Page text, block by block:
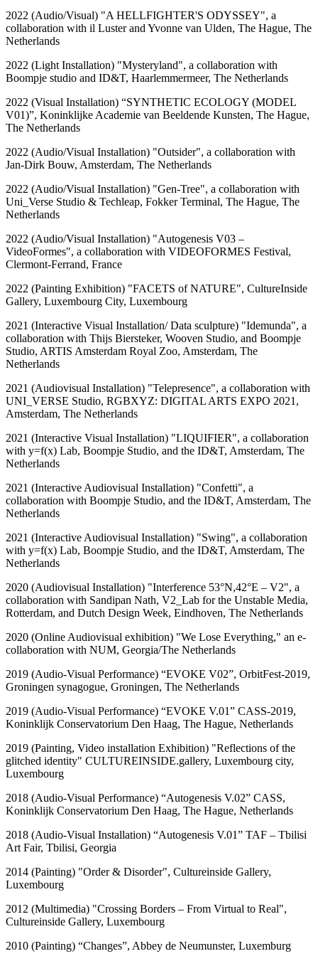
2022 (Audio/Visual) "A HELLFIGHTER'S ODYSSEY", a
collaboration with il Luster and Yvonne van Ulden, The Hague, The
Netherlands
2022 (Light Installation) "Mysteryland", a collaboration with
Boompje studio and ID&T, Haarlemmermeer, The Netherlands
2022 (Visual Installation) “SYNTHETIC ECOLOGY (MODEL
V01)”, Koninklijke Academie van Beeldende Kunsten, The Hague,
The Netherlands
2022 (Audio/Visual Installation) "Outsider", a collaboration with
Jan-Dirk Bouw, Amsterdam, The Netherlands
2022 (Audio/Visual Installation) "Gen-Tree", a collaboration with
Uni_Verse Studio & Techleap, Fokker Terminal, The Hague, The
Netherlands
2022 (Audio/Visual Installation) "Autogenesis V03 –
VideoFormes", a collaboration with VIDEOFORMES Festival,
Clermont-Ferrand, France
2022 (Painting Exhibition) "FACETS of NATURE", CultureInside
Gallery, Luxembourg City, Luxembourg
2021 (Interactive Visual Installation/ Data sculpture) "Idemunda", a
collaboration with Thijs Biersteker, Wooven Studio, and Boompje
Studio, ARTIS Amsterdam Royal Zoo, Amsterdam, The
Netherlands
2021 (Audiovisual Installation) "Telepresence", a collaboration with
UNI_VERSE Studio, RGBXYZ: DIGITAL ARTS EXPO 2021,
Amsterdam, The Netherlands
2021 (Interactive Visual Installation) "LIQUIFIER", a collaboration
with y=f(x) Lab, Boompje Studio, and the ID&T, Amsterdam, The
Netherlands
2021 (Interactive Audiovisual Installation) "Confetti", a
collaboration with Boompje Studio, and the ID&T, Amsterdam, The
Netherlands
2021 (Interactive Audiovisual Installation) "Swing", a collaboration
with y=f(x) Lab, Boompje Studio, and the ID&T, Amsterdam, The
Netherlands
2020 (Audiovisual Installation) "Interference 53°N,42°E – V2″, a
collaboration with Sandipan Nath, V2_Lab for the Unstable Media,
Rotterdam, and Dutch Design Week, Eindhoven, The Netherlands
2020 (Online Audiovisual exhibition) "We Lose Everything," an e-
collaboration with NUM, Georgia/The Netherlands
2019 (Audio-Visual Performance) “EVOKE V02”, OrbitFest-2019,
Groningen synagogue, Groningen, The Netherlands
2019 (Audio-Visual Performance) “EVOKE V.01” CASS-2019,
Koninklijk Conservatorium Den Haag, The Hague, Netherlands
2019 (Painting, Video installation Exhibition) "Reflections of the
glitched identity" CULTUREINSIDE.gallery, Luxembourg city,
Luxembourg
2018 (Audio-Visual Performance) “Autogenesis V.02” CASS,
Koninklijk Conservatorium Den Haag, The Hague, Netherlands
2018 (Audio-Visual Installation) “Autogenesis V.01” TAF – Tbilisi
Art Fair, Tbilisi, Georgia
2014 (Painting) "Order & Disorder", Cultureinside Gallery,
Luxembourg
2012 (Multimedia) "Crossing Borders – From Virtual to Real",
Cultureinside Gallery, Luxembourg
2010 (Painting) “Changes”, Abbey de Neumunster, Luxemburg